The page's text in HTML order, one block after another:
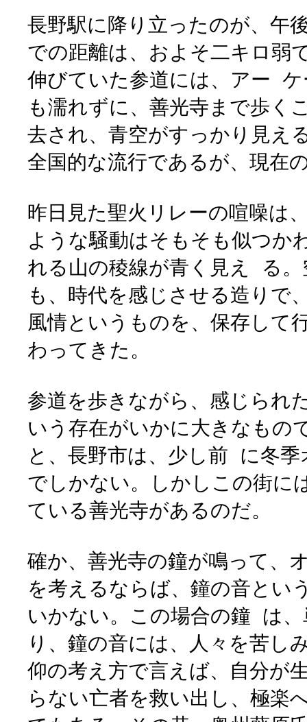
長野駅に降り立ったのが、午
での距離は、およそ二キロ弱
伸びていた参道には、アー
も濡れずに、善光寺まで歩く
去され、青空がすっかり見え
全国的な流行であるが、現在
昨日見た聖火リレーの喧噪は
ような騒動はそもそも似つか
れる山の稜線が青く見え る
も、時代を感じさせる造りで
風情というものを、保存して
わってきた。
参道を歩きながら、感じられ
いう存在がいかに大きなもの
と、長野市は、少し前 に冬
でしかない。しかしこの街に
ている善光寺があるのだ。
確か、善光寺の鐘が鳴って、
を考えるならば、鐘の音とい
いかない。この場合の鐘 は
り、鐘の音には、人々を苦し
仰の考え方で言えば、自分が
らない亡者を救い出し、極楽